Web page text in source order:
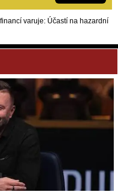
varuje: Účastí na hazardní